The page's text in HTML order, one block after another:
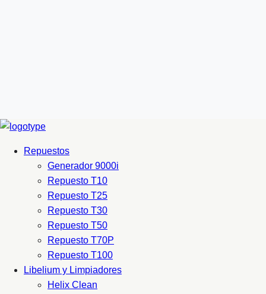
Repuestos
Generador 9000i
Repuesto T10
Repuesto T25
Repuesto T30
Repuesto T50
Repuesto T70P
Repuesto T100
Libelium y Limpiadores
Helix Clean